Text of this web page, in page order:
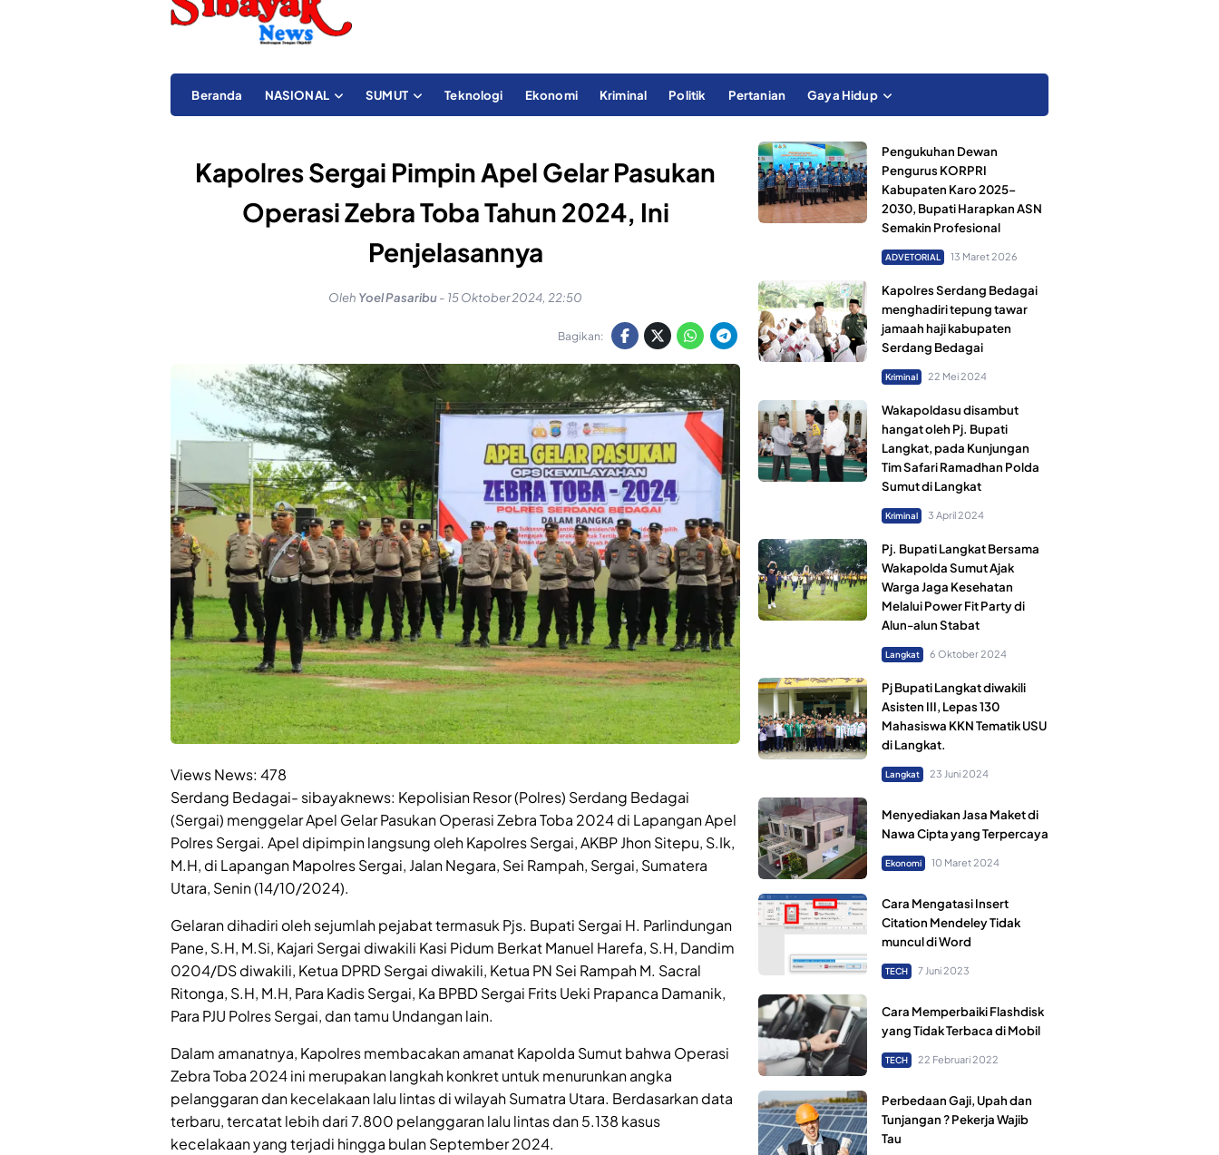
Beranda NASIONAL SUMUT Teknologi Ekonomi Kriminal Politik Pertanian Gaya Hidup
Kapolres Sergai Pimpin Apel Gelar Pasukan
Operasi Zebra Toba Tahun 2024, Ini
Penjelasannya
Oleh Yoel Pasaribu- 15 Oktober 2024, 22:50
Bagikan:
Views News: 478
Serdang Bedagai- sibayaknews: Kepolisian Resor (Polres) Serdang Bedagai
(Sergai) menggelar Apel Gelar Pasukan Operasi Zebra Toba 2024 di Lapangan Apel
Polres Sergai. Apel dipimpin langsung oleh Kapolres Sergai, AKBP Jhon Sitepu, S.Ik,
M.H, di Lapangan Mapolres Sergai, Jalan Negara, Sei Rampah, Sergai, Sumatera
Utara, Senin (14/10/2024).
Gelaran dihadiri oleh sejumlah pejabat termasuk Pjs. Bupati Sergai H. Parlindungan
Pane, S.H, M.Si, Kajari Sergai diwakili Kasi Pidum Berkat Manuel Harefa, S.H, Dandim
0204/DS diwakili, Ketua DPRD Sergai diwakili, Ketua PN Sei Rampah M. Sacral
Ritonga, S.H, M.H, Para Kadis Sergai, Ka BPBD Sergai Frits Ueki Prapanca Damanik,
Para PJU Polres Sergai, dan tamu Undangan lain.
Dalam amanatnya, Kapolres membacakan amanat Kapolda Sumut bahwa Operasi
Zebra Toba 2024 ini merupakan langkah konkret untuk menurunkan angka
pelanggaran dan kecelakaan lalu lintas di wilayah Sumatra Utara. Berdasarkan data
terbaru, tercatat lebih dari 7.800 pelanggaran lalu lintas dan 5.138 kasus
kecelakaan yang terjadi hingga bulan September 2024.
Pengukuhan Dewan
Pengurus KORPRI
Kabupaten Karo 2025–
2030, Bupati Harapkan ASN
Semakin Profesional
ADVETORIAL 13 Maret 2026
Kapolres Serdang Bedagai
menghadiri tepung tawar
jamaah haji kabupaten
Serdang Bedagai
Kriminal 22 Mei 2024
Wakapoldasu disambut
hangat oleh Pj. Bupati
Langkat, pada Kunjungan
Tim Safari Ramadhan Polda
Sumut di Langkat
Kriminal 3 April 2024
Pj. Bupati Langkat Bersama
Wakapolda Sumut Ajak
Warga Jaga Kesehatan
Melalui Power Fit Party di
Alun-alun Stabat
Langkat 6 Oktober 2024
Pj Bupati Langkat diwakili
Asisten III, Lepas 130
Mahasiswa KKN Tematik USU
di Langkat.
Langkat 23 Juni 2024
Menyediakan Jasa Maket di
Nawa Cipta yang Terpercaya
Ekonomi 10 Maret 2024
Cara Mengatasi Insert
Citation Mendeley Tidak
muncul di Word
TECH 7 Juni 2023
Cara Memperbaiki Flashdisk
yang Tidak Terbaca di Mobil
TECH 22 Februari 2022
Perbedaan Gaji, Upah dan
Tunjangan ? Pekerja Wajib
Tau